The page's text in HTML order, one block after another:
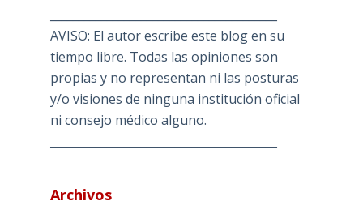
AVISO: El autor escribe este blog en su
tiempo libre. Todas las opiniones son
propias y no representan ni las posturas
y/o visiones de ninguna institución oficial
ni consejo médico alguno.
Archivos